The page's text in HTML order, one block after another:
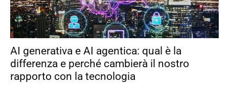
AI generativa e AI agentica: qual è la
differenza e perché cambierà il nostro
rapporto con la tecnologia